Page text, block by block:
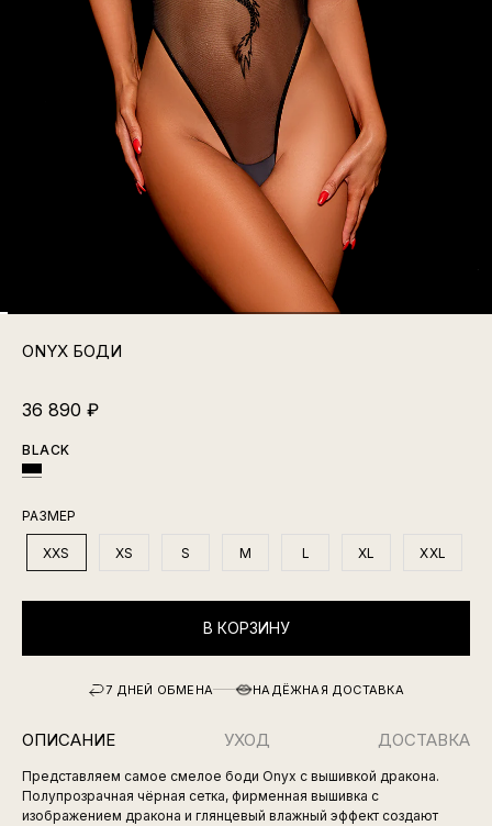
ONYX БОДИ
36 890 ₽
BLACK
РАЗМЕР
XXS XS S M L XL XXL
В КОРЗИНУ
7 ДНЕЙ ОБМЕНА НАДЁЖНАЯ ДОСТАВКА
ОПИСАНИЕ УХОД ДОСТАВКА
Представляем самое смелое боди Onyx с вышивкой дракона.
Полупрозрачная чёрная сетка, фирменная вышивка с
изображением дракона и глянцевый влажный эффект создают